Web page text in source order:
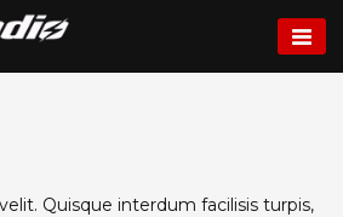
Sinai radio
Quisque interdum facilisis turpis,